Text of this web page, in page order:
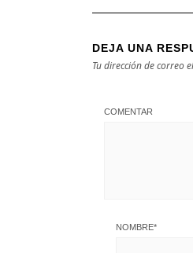
DEJA UNA
Tu dirección de correo
COMENTAR
NOMBRE*